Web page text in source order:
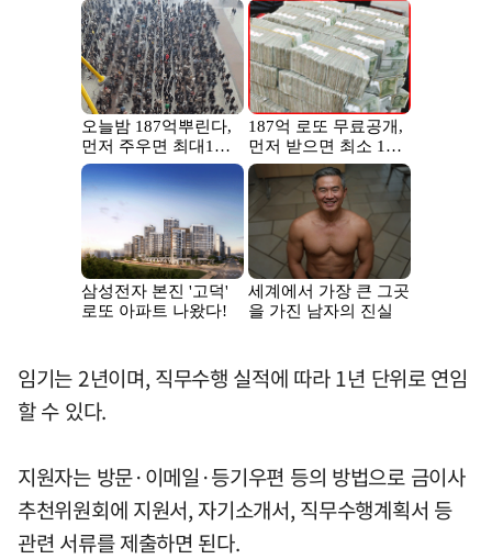
임기는 2년이며, 직무수행 실적에 따라 1년 단위로 연임
할 수 있다.
지원자는 방문·이메일·등기우편 등의 방법으로 금이사
추천위원회에 지원서, 자기소개서, 직무수행계획서 등
관련 서류를 제출하면 된다.